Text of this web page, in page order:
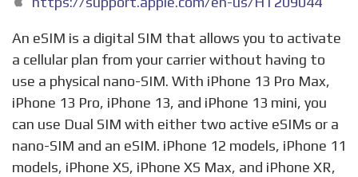
An eSIM is a digital SIM that allows you to activate
a cellular plan from your carrier without having to
use a physical nano-SIM. With iPhone 13 Pro Max,
iPhone 13 Pro, iPhone 13, and iPhone 13 mini, you
can use Dual SIM with either two active eSIMs or a
nano-SIM and an eSIM. iPhone 12 models, iPhone 11
models, iPhone XS, iPhone XS Max, and iPhone XR,